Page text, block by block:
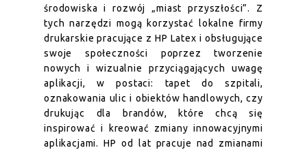
środowiska i rozwój „miast przyszłości”. Z
tych narzędzi mogą korzystać lokalne firmy
drukarskie pracujące z HP Latex i obsługujące
swoje społeczności poprzez tworzenie
nowych i wizualnie przyciągających uwagę
aplikacji, w postaci: tapet do szpitali,
oznakowania ulic i obiektów handlowych, czy
drukując dla brandów, które chcą się
inspirować i kreować zmiany innowacyjnymi
aplikacjami. HP od lat pracuje nad zmianami